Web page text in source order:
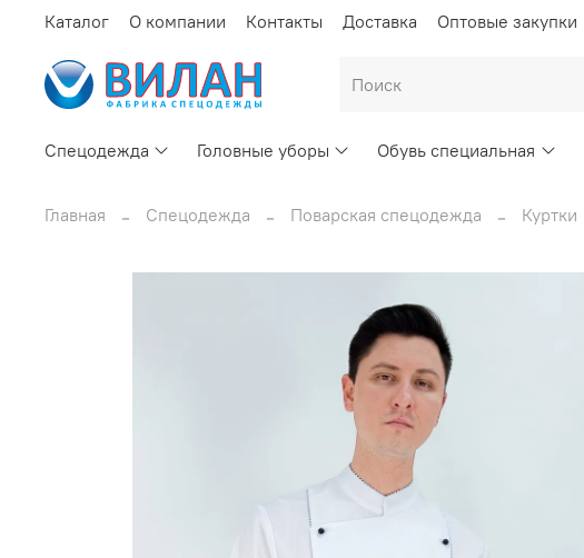
Каталог О компании Контакты Доставка Оптовые закупки
Спецодежда Головные уборы Обувь специальная
Главная Спецодежда Поварская спецодежда Куртки